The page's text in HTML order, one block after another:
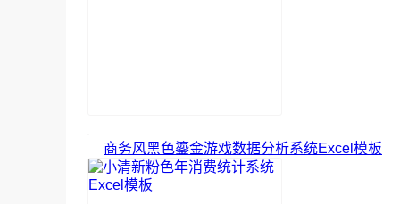
商务风黑色鎏金游戏数据分析系统Excel模板